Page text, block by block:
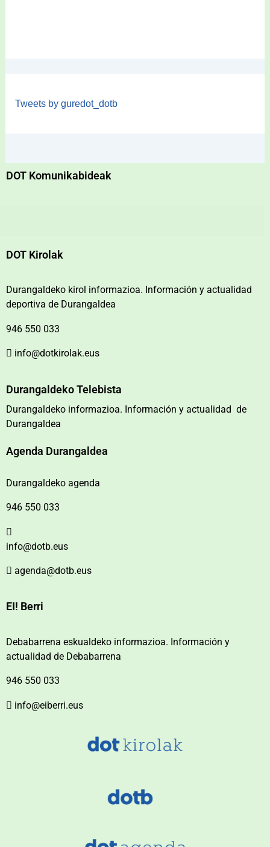
Tweets by guredot_dotb
DOT Komunikabideak
DOT Kirolak
Durangaldeko kirol informazioa. Información y actualidad
deportiva de Durangaldea
946 550 033
info@dotkirolak.eus
Durangaldeko Telebista
Durangaldeko informazioa. Información y actualidad de
Durangaldea
Agenda Durangaldea
Durangaldeko agenda
946 550 033
info@dotb.eus
agenda@dotb.eus
EI! Berri
Debabarrena eskualdeko informazioa. Información y
actualidad de Debabarrena
946 550 033
info@eiberri.eus